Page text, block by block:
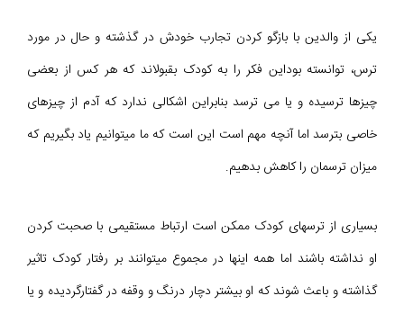
یکی از والدین با بازگو کردن تجارب خودش در گذشته و حال در مورد
ترس، توانسته بوداین فکر را به کودک بقبولاند که هر کس از بعضی
چیزها ترسیده و یا می ترسد بنابراین اشکالی ندارد که آدم از چیزهای
خاصی بترسد اما آنچه مهم است این است که ما میتوانیم یاد بگیریم که
میزان ترسمان را کاهش بدهیم.
بسیاری از ترسهای کودک ممکن است ارتباط مستقیمی با صحبت کردن
او نداشته باشند اما همه اینها در مجموع میتوانند بر رفتار کودک تاثیر
گذاشته و باعث شوند که او بیشتر دچار درنگ و وقفه در گفتارگردیده و یا